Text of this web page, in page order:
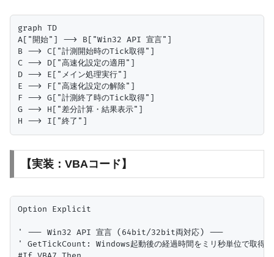
graph TD
A["開始"] --> B["Win32 API 宣言"]
B --> C["計測開始時のTick取得"]
C --> D["高速化設定の適用"]
D --> E["メイン処理実行"]
E --> F["高速化設定の解除"]
F --> G["計測終了時のTick取得"]
G --> H["差分計算・結果表示"]
【実装：VBAコード】
Option Explicit
' --- Win32 API 宣言 (64bit/32bit両対応) ---
' GetTickCount: Windows起動後の経過時間をミリ秒単位で取得